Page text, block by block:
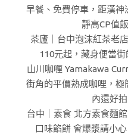
早餐、免費停車，距漢神
靜高CP值
茶廬｜台中泡沫紅茶老
110元起，藏身便當
山川咖喱 Yamakawa
街角的平價熟成咖哩，
內還好拍
台中｜素食 北方素食麵
口味餡餅 會爆漿請小